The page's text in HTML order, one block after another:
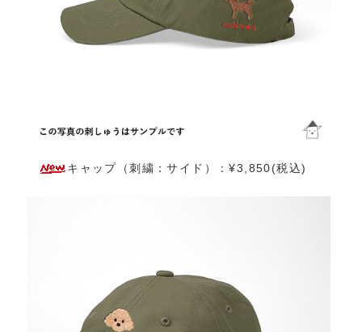
キャップ（刺繍：サイド）：¥3,850(税込)